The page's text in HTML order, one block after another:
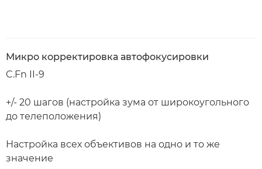
Микро корректировка автофокусировки
C.Fn II-9
+/- 20 шагов (настройка зума от широкоугольного
до телеположения)
Настройка всех объективов на одно и то же
значение